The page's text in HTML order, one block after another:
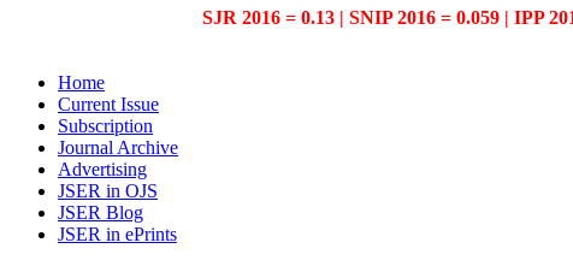
SJR 2016 = 0.13 | SNIP 2016 = 0.059 | IPP
Home
Current Issue
Subscription
Journal Archive
Advertising
JSER in OJS
JSER Blog
JSER in ePrints